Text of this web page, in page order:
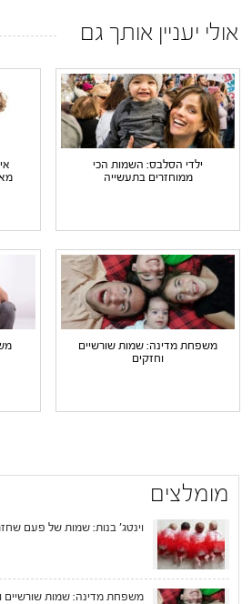
אולי יעניין אותך גם
ילדי הסלבס: השמות הכי
ממוחזרים בתעשייה
משפחת מדינה: שמות שורשיים
וחזקים
מומלצים
וינטג' בנות: שמות של פעם
משפחת מדינה: שמות שורשיים